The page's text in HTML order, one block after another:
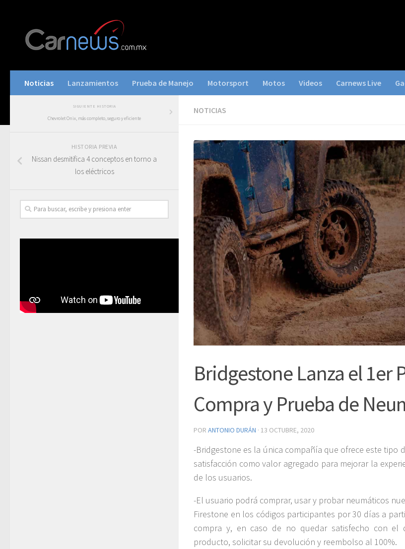
Noticias Lanzamientos Prueba de Manejo Motorsport Motos Videos Carnews Live
NOTICIAS
Bridgestone Lanza el 1er
Compra y Prueba de
POR ANTONIO DURÁN · 13 OCTUBRE, 2020
-Bridgestone es la única compañía que ofrece este tipo
satisfacción como valor agregado para mejorar la
de los usuarios.
-El usuario podrá comprar, usar y probar neumáticos
Firestone en los códigos participantes por 30 días a
compra y, en caso de no quedar satisfecho con el
producto, solicitar su devolución y reembolso al 100%.
SIGUIENTE HISTORIA
Chevrolet Onix, más completo, seguro y eficiente
HISTORIA PREVIA
Nissan desmitifica 4 conceptos en torno a
los eléctricos